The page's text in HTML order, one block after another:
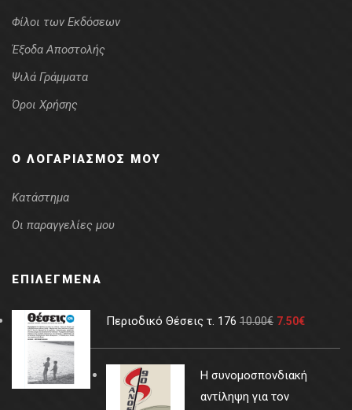
Φίλοι των Εκδόσεων
Έξοδα Αποστολής
Ψιλά Γράμματα
Όροι Χρήσης
Ο ΛΟΓΑΡΙΑΣΜΌΣ ΜΟΥ
Κατάστημα
Οι παραγγελίες μου
ΕΠΙΛΕΓΜΈΝΑ
Περιοδικό Θέσεις τ. 176 10.00€ 7.50€
Η συνομοσπονδιακή
αντίληψη για τον